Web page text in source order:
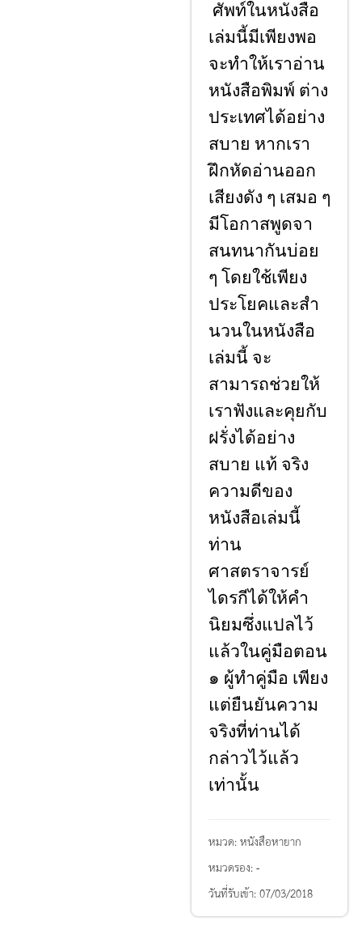
ศัพท์ในหนังสือ
เล่มนี้มีเพียงพอ
จะทําให้เราอ่าน
หนังสือพิมพ์ ต่าง
ประเทศได้อย่าง
สบาย หากเรา
ฝึกหัดอ่านออก
เสียงดัง ๆ เสมอ ๆ
มีโอกาสพูดจา
สนทนากันบ่อย
ๆ โดยใช้เพียง
ประโยคและสํา
นวนในหนังสือ
เล่มนี้ จะ
สามารถช่วยให้
เราฟังและคุยกับ
ฝรั่งได้อย่าง
สบาย แท้ จริง
ความดีของ
หนังสือเล่มนี้
ท่าน
ศาสตราจารย์
ไดรกีได้ให้คํา
นิยมซึ่งแปลไว้
แล้วในคู่มือตอน
๑ ผู้ทําคู่มือ เพียง
แต่ยืนยันความ
จริงที่ท่านได้
กล่าวไว้แล้ว
เท่านั้น
หมวด:หนังสือหายาก
หมวดรอง:-
วันที่รับเข้า:07/03/2018